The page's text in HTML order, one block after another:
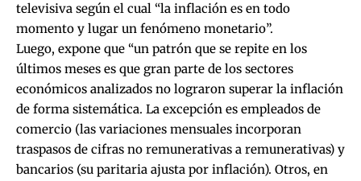
televisiva según el cual “la inflación es en todo
momento y lugar un fenómeno monetario”.
Luego, expone que “un patrón que se repite en los
últimos meses es que gran parte de los sectores
económicos analizados no lograron superar la inflación
de forma sistemática. La excepción es empleados de
comercio (las variaciones mensuales incorporan
traspasos de cifras no remunerativas a remunerativas) y
bancarios (su paritaria ajusta por inflación). Otros, en